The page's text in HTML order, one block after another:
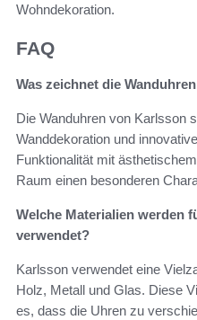
Wohndekoration.
FAQ
Was zeichnet die
Die Wanduhren von Karlsson
Wanddekoration und
Funktionalität mit
Raum einen besonderen
Welche Materialien werden
verwendet?
Karlsson verwendet eine
Holz, Metall und Glas. Diese
es, dass die Uhren zu